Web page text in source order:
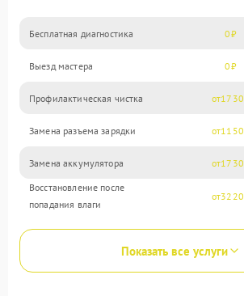
Бесплатная диагностика 0
Выезд мастера 0
Профилактическая чистка 1730
Замена разъема зарядки 1150
Замена аккумулятора 1730
Восстановление после
попадания влаги
3220
Показать все услуги